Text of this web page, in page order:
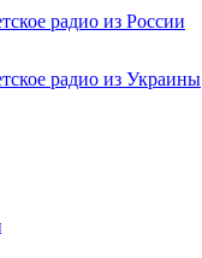
радио из России
радио из Украины